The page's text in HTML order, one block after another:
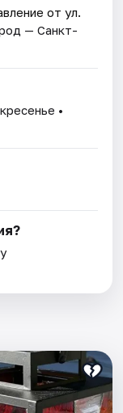
от ул.
— Санкт-
•